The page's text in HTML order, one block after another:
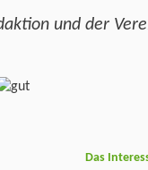
und der
Das